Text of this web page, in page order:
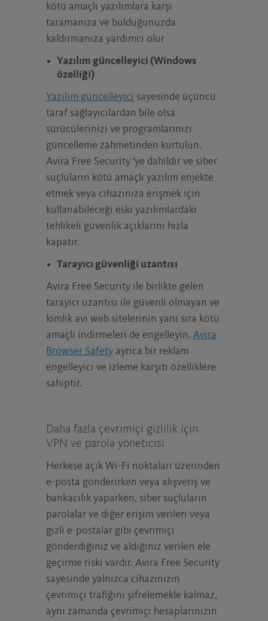
kötü amaçlı yazılımlara karşı
taramanıza ve bulduğunuzda
kaldırmanıza yardımcı olur
Yazılım güncelleyici (Windows
özelliği)
Yazılım güncelleyici sayesinde üçüncü
taraf sağlayıcılardan bile olsa
sürücülerinizi ve programlarınızı
güncelleme zahmetinden kurtulun.
Avira Free Security 'ye dahildir ve siber
suçluların kötü amaçlı yazılım enjekte
etmek veya cihazınıza erişmek için
kullanabileceği eski yazılımlardaki
tehlikeli güvenlik açıklarını hızla
kapatır.
Tarayıcı güvenliği uzantısı
Avira Free Security ile birlikte gelen
tarayıcı uzantısı ile güvenli olmayan ve
kimlik avı web sitelerinin yanı sıra kötü
amaçlı indirmeleri de engelleyin.Avira
Browser Safety ayrıca bir reklam
engelleyici ve izleme karşıtı özelliklere
sahiptir.
Daha fazla çevrimiçi gizlilik için
VPN ve parola yöneticisi
Herkese açık Wi-Fi noktaları üzerinden
e-posta gönderirken veya alışveriş ve
bankacılık yaparken, siber suçluların
parolalar ve diğer erişim verileri veya
gizli e-postalar gibi çevrimiçi
gönderdiğiniz ve aldığınız verileri ele
geçirme riski vardır. Avira Free Security
sayesinde yalnızca cihazınızın
çevrimiçi trafiğini şifrelemekle kalmaz,
aynı zamanda çevrimiçi hesaplarınızın